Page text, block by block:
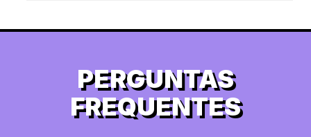
PERGUNTAS
FREQUENTES